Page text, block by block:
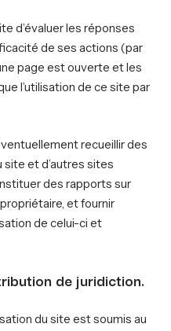
d’évaluer les réponses
de ses actions (par
page est ouverte et les
l’utilisation de ce site par
recueillir des
et d’autres sites
des rapports sur
et fournir
de celui-ci et
de juridiction.
du site est soumis au